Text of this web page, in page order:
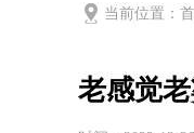
公司新闻
当前位置：
老感觉